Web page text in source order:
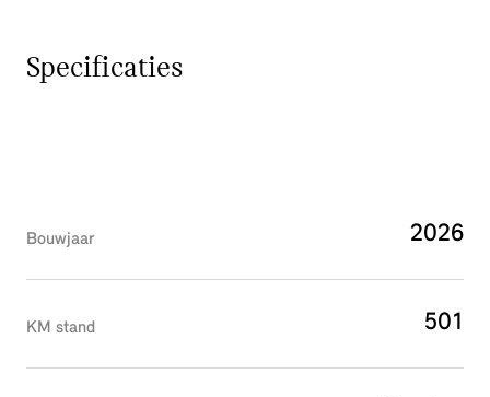
Specificaties
2026
Bouwjaar
501
KM stand